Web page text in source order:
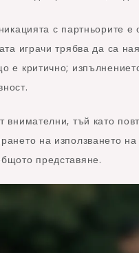
с партньорите
играчи трябва да са
е критично;
внимателни, тъй като
на използването
представяне.